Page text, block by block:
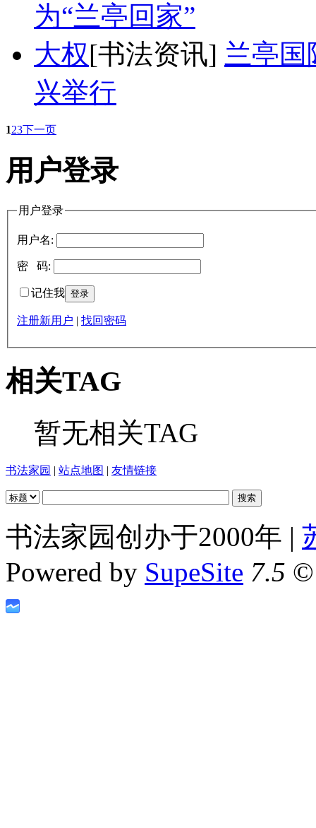
为“兰亭回家”
大权[书法资讯] 兰亭国
兴举行
123下一页
用户登录
用户登录
用户名:
密 码:
记住我
注册新用户 | 找回密码
相关TAG
暂无相关TAG
书法家园 | 站点地图 | 友情链接
书法家园创办于2000年 |
Powered by SupeSite 7.5 ©